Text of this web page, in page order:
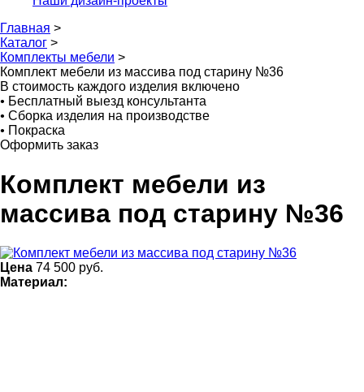
Главная >
Каталог >
Комплекты мебели >
Комплект мебели из массива под старину №36
В стоимость каждого изделия включено
• Бесплатный выезд консультанта
• Сборка изделия на производстве
• Покраска
Оформить заказ
Комплект мебели из
массива под старину №36
Цена 74 500 руб.
Материал: